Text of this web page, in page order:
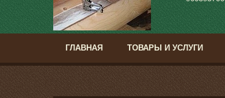
ГЛАВНАЯ ТОВАРЫ И УСЛУГИ